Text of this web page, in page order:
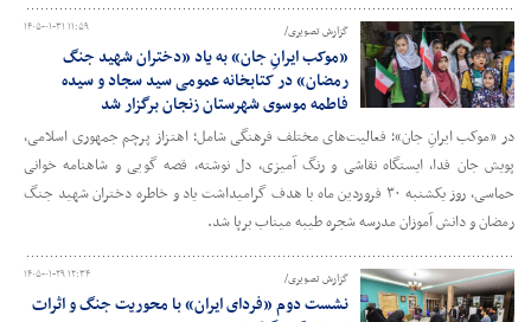
۱۴۰۵-۰۱-۳۱ ۱۱:۵۹ گزارش تصویری/
«موکب ایرانِ جان» به یاد «دختران شهید جنگ
رمضان» در کتابخانه عمومی سید سجاد و سیده
فاطمه موسوی شهرستان زنجان برگزار شد
در «موکب ایرانِ جان»؛ فعالیت‌های مختلف فرهنگی شامل؛ اهتزاز پرچم جمهوری اسلامی،
پویش جان فدا، ایستگاه نقاشی و رنگ آمیزی، دل نوشته، قصه گویی و شاهنامه خوانی
حماسی، روز یکشنبه ۳۰ فروردین ماه با هدف گرامیداشت یاد و خاطره دختران شهید جنگ
رمضان و دانش آموزان مدرسه شجره طیبه میناب برپا شد.
۱۴۰۵-۰۱-۲۹ ۱۲:۳۴ گزارش تصویری/
نشست دوم «فردای ایران» با محوریت جنگ و اثرات